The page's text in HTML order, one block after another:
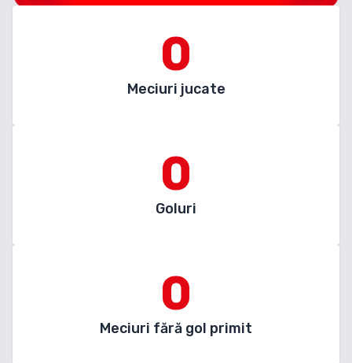
0
Meciuri jucate
0
Goluri
0
Meciuri fără gol primit